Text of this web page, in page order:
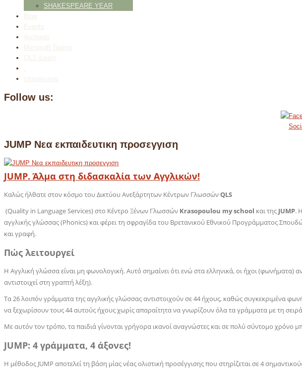
SHAKESPEARE YEAR
Blog
Events
4schools
Microsoft Teams
QLS iLearn
επικοινωνια
Follow us:
JUMP Νεα εκπαιδευτικη προσεγγιση
JUMP. Άλμα στη διδασκαλία των Αγγλικών!
Καλώς ήλθατε στον κόσμο του Δικτύου Ανεξάρτητων Κέντρων ΓλωσσώνQLS
(Quality in LanguageServices) στο Κέντρο Ξένων Γλωσσών Krasopoulou my school και της JUMP.
αγγλικής γλώσσας (Phonics) και φέρει τη σφραγίδα του Βρετανικού Εθνικού Προγράμματος
και γραφή.
Πώς λειτουργεί
Η Aγγλική γλώσσα είναι μη φωνολογική. Αυτό σημαίνει ότι ενώ στα ελληνικά, οι ήχοι
αντιστοιχεί στη γραπτή λέξη).
Τα 26 λοιπόν γράμματα της αγγλικής γλώσσας αντιστοιχούν σε 44 ήχους, καθώς συγκεκριμένα
να ξεχωρίσουν τους 44 αυτούς ήχους χωρίς απαραίτητα να γνωρίζουν όλα τα γράμματα με τη
Με αυτόν τον τρόπο, τα παιδιά γίνονται γρήγορα ικανοί αναγνώστες και σε πολύ σύντομο χρόνο
JUMP: 4 γράμματα, 4 άξονες!
Η μέθοδος JUMP αποτελεί τη βάση μίας νέας ολιστική προσέγγισης που στηρίζεται σε 4